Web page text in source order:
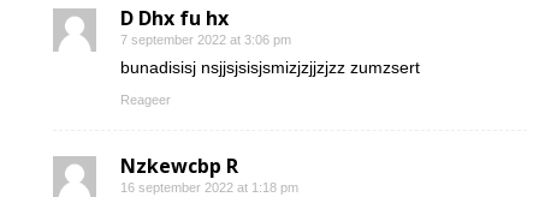
D Dhx fu hx
7 september 2022 at 3:06 pm
bunadisisj nsjjsjsisjsmizjzjjzjzz zumzsert
Reageer
Nzkewcbp R
16 september 2022 at 1:18 pm